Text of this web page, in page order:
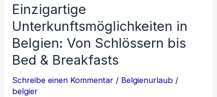
Einzigartige
Unterkunftsmöglichkeiten in
Belgien: Von Schlössern bis
Bed & Breakfasts
Schreibe einen Kommentar / Belgienurlaub /
belgier